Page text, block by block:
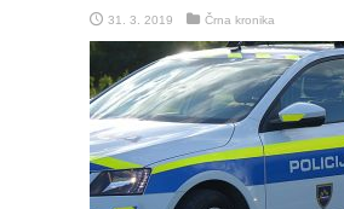
31. 3. 2019 Črna kronika